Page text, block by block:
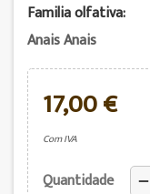
Familia olfativa:
Anais Anais
17,00 €
Com IVA
Quantidade remove